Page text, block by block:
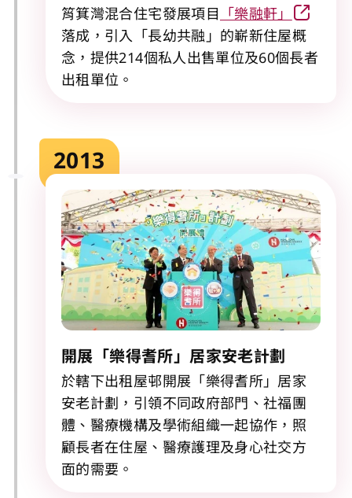
筲箕灣混合住宅發展項目 「樂融軒」
落成，引入「長幼共融」的嶄新住屋概
念，提供214個私人出售單位及60個長者
出租單位。
2013
開展「樂得耆所」居家安老計劃
於轄下出租屋邨開展「樂得耆所」居家
安老計劃，引領不同政府部門、社福團
體、醫療機構及學術組織一起協作，照
顧長者在住屋、醫療護理及身心社交方
面的需要。